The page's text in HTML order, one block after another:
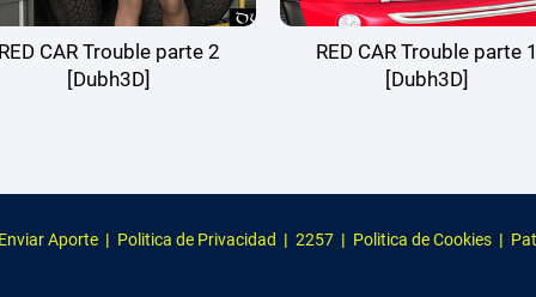
RED CAR Trouble parte 2
[Dubh3D]
RED CAR Trouble parte 1
[Dubh3D]
Enviar Aporte | Politica de Privacidad | 2257 | Politica de Cookies |